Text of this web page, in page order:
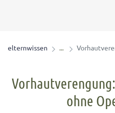
elternwissen
ohne